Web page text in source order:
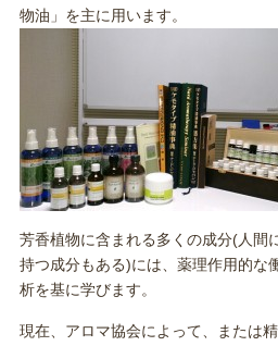
物油」を主に用います。
芳香植物に含まれる多くの成分(人間
持つ成分もある)には、薬理作用的な
析を基に学びます。
現在、アロマ協会によって、または